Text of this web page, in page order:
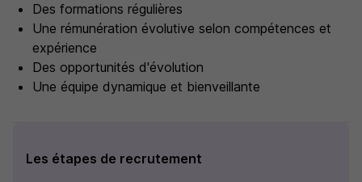
Des formations régulières
Une rémunération évolutive selon compétences et
expérience
Des opportunités d'évolution
Une équipe dynamique et bienveillante
Les étapes de recrutement